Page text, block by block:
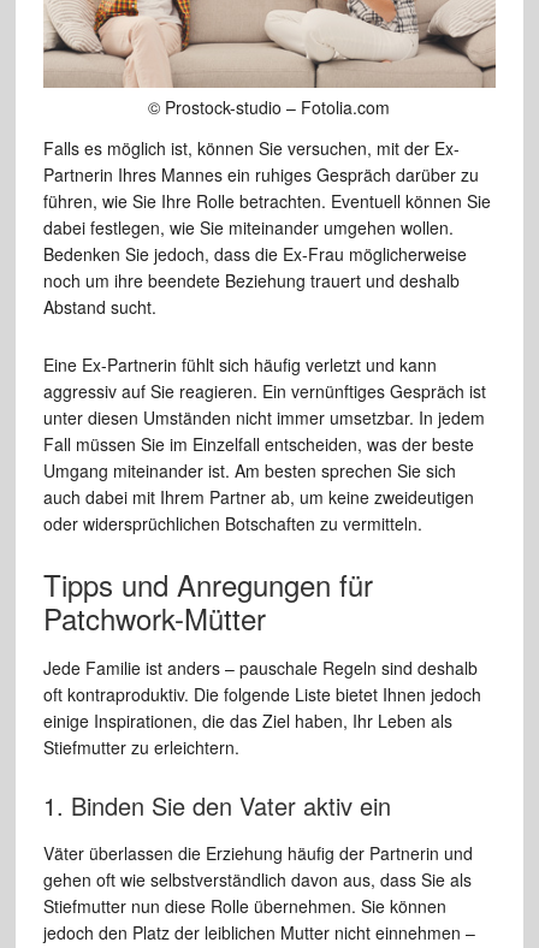
© Prostock-studio – Fotolia.com
Falls es möglich ist, können Sie versuchen, mit der Ex-
Partnerin Ihres Mannes ein ruhiges Gespräch darüber zu
führen, wie Sie Ihre Rolle betrachten. Eventuell können Sie
dabei festlegen, wie Sie miteinander umgehen wollen.
Bedenken Sie jedoch, dass die Ex-Frau möglicherweise
noch um ihre beendete Beziehung trauert und deshalb
Abstand sucht.
Eine Ex-Partnerin fühlt sich häufig verletzt und kann
aggressiv auf Sie reagieren. Ein vernünftiges Gespräch ist
unter diesen Umständen nicht immer umsetzbar. In jedem
Fall müssen Sie im Einzelfall entscheiden, was der beste
Umgang miteinander ist. Am besten sprechen Sie sich
auch dabei mit Ihrem Partner ab, um keine zweideutigen
oder widersprüchlichen Botschaften zu vermitteln.
Tipps und Anregungen für
Patchwork-Mütter
Jede Familie ist anders – pauschale Regeln sind deshalb
oft kontraproduktiv. Die folgende Liste bietet Ihnen jedoch
einige Inspirationen, die das Ziel haben, Ihr Leben als
Stiefmutter zu erleichtern.
1. Binden Sie den Vater aktiv ein
Väter überlassen die Erziehung häufig der Partnerin und
gehen oft wie selbstverständlich davon aus, dass Sie als
Stiefmutter nun diese Rolle übernehmen. Sie können
jedoch den Platz der leiblichen Mutter nicht einnehmen –